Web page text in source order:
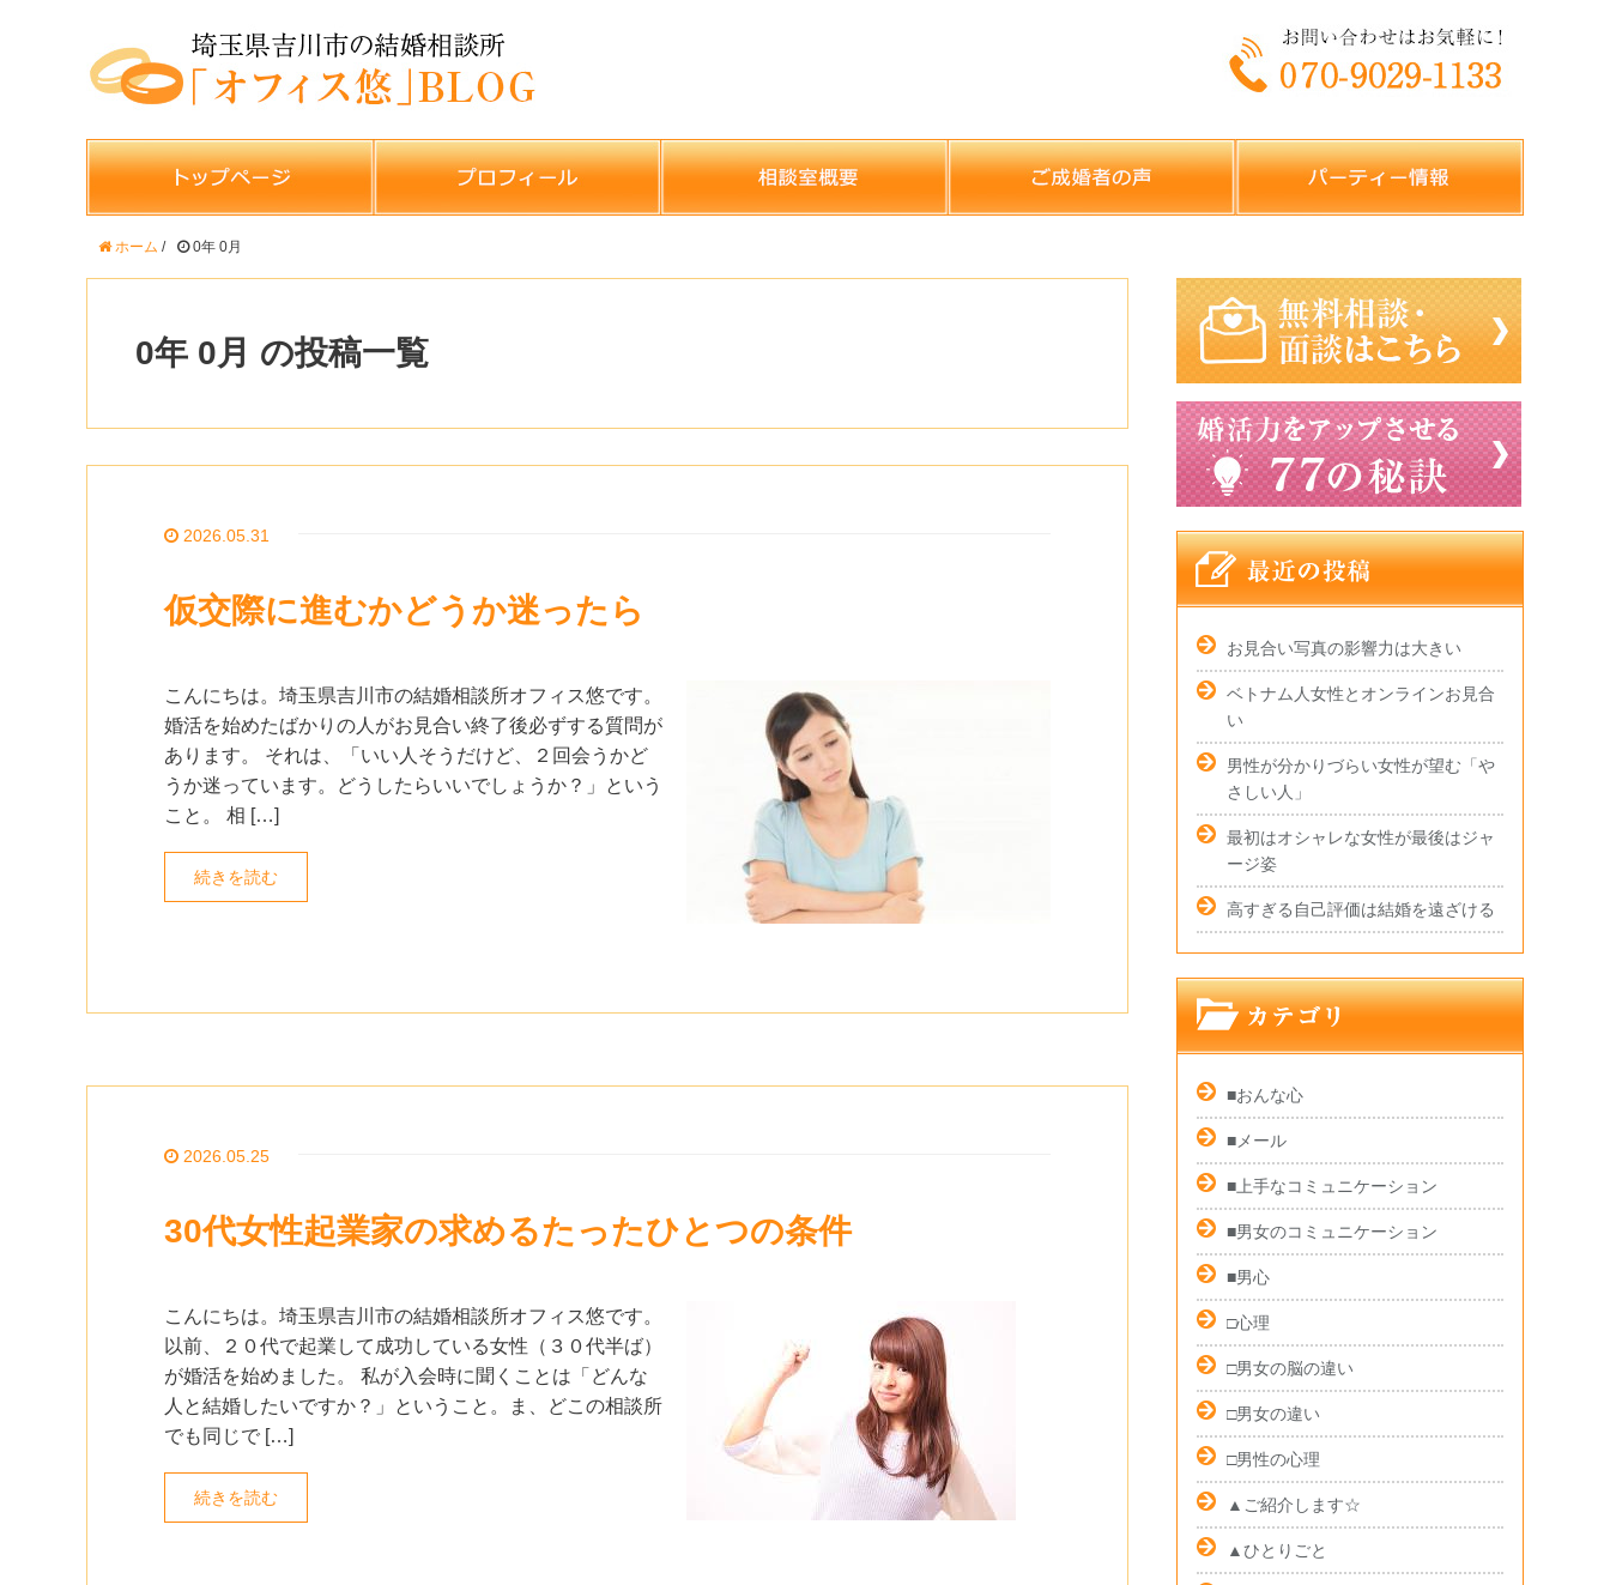
ホーム / 0年 0月
0年 0月 の投稿一覧
2026.05.31
仮交際に進むかどうか迷ったら
こんにちは。埼玉県吉川市の結婚相談所オフィス悠です。
婚活を始めたばかりの人がお見合い終了後必ずする質問が
あります。 それは、「いい人そうだけど、２回会うかど
うか迷っています。どうしたらいいでしょうか？」という
こと。 相 […]
続きを読む
2026.05.25
30代女性起業家の求めるたったひとつの条件
こんにちは。埼玉県吉川市の結婚相談所オフィス悠です。
以前、２０代で起業して成功している女性（３０代半ば）
が婚活を始めました。 私が入会時に聞くことは「どんな
人と結婚したいですか？」ということ。ま、どこの相談所
でも同じで […]
続きを読む
お見合い写真の影響力は大きい
ベトナム人女性とオンラインお見合
い
男性が分かりづらい女性が望む「や
さしい人」
最初はオシャレな女性が最後はジャ
ージ姿
高すぎる自己評価は結婚を遠ざける
■おんな心
■メール
■上手なコミュニケーション
■男女のコミュニケーション
■男心
□心理
□男女の脳の違い
□男女の違い
□男性の心理
▲ご紹介します☆
▲ひとりごと